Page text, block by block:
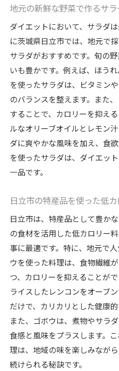
伝統的な食材で作る
地元食材を使った
日立市特有の食材で
地元の味を活用した
忙しい人でもできる手軽
朝の時短ヘルシーレ
忙しい合間に作れる
時間をかけずに作れ
ワンポットで簡単！
職場でも楽しめるラ
美味しさと健康を両立す
味わい深い地元のス
ダイエット中でも楽
美味しいパンを使っ
健康的な和食のアレ
日立市の伝統的な酒
美味しさを損なわな
茨城県日立市で始める無
無理なく続けられる
日常に取り入れやす
日立市の自然を活用
地元の新鮮な野菜で作るサ
ダイエットにおいて、サラダ
に茨城県日立市では、地元で
サラダがおすすめです。旬の
いも豊かです。例えば、ほう
を使ったサラダは、ビタミン
のバランスを整えます。また
することで、カロリーを抑え
ルなオリーブオイルとレモン
ダに爽やかな風味を加え、食
を使ったサラダは、ダイエッ
一品です。
日立市の特産品を使った低
日立市は、特産品として豊か
の食材を活用した低カロリー
事に最適です。特に、地元で
ウを使った料理は、食物繊維
つ、カロリーを抑えることが
ライスしたレンコンをオーブ
だけで、カリカリとした健康
また、ゴボウは、煮物やサラ
食感と風味をプラスします。
理は、地域の味を楽しみなが
続けられる秘訣です。